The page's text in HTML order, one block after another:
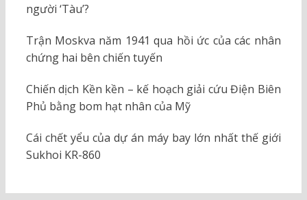
người ‘Tàu’?
Trận Moskva năm 1941 qua hồi ức của các nhân
chứng hai bên chiến tuyến
Chiến dịch Kền kền – kế hoạch giải cứu Điện Biên
Phủ bằng bom hạt nhân của Mỹ
Cái chết yểu của dự án máy bay lớn nhất thế giới
Sukhoi KR-860